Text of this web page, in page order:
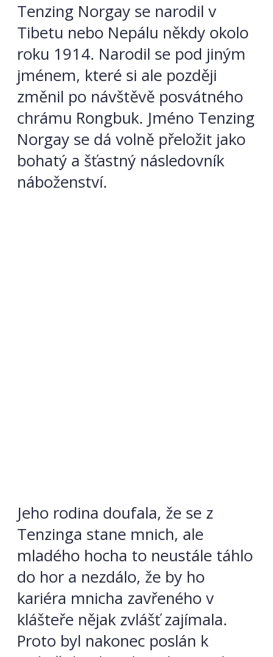
Tenzing Norgay se narodil v
Tibetu nebo Nepálu někdy okolo
roku 1914. Narodil se pod jiným
jménem, které si ale později
změnil po návštěvě posvátného
chrámu Rongbuk. Jméno Tenzing
Norgay se dá volně přeložit jako
bohatý a šťastný následovník
náboženství.
Jeho rodina doufala, že se z
Tenzinga stane mnich, ale
mladého hocha to neustále táhlo
do hor a nezdálo, že by ho
kariéra mnicha zavřeného v
klášteře nějak zvlášť zajímala.
Proto byl nakonec poslán k